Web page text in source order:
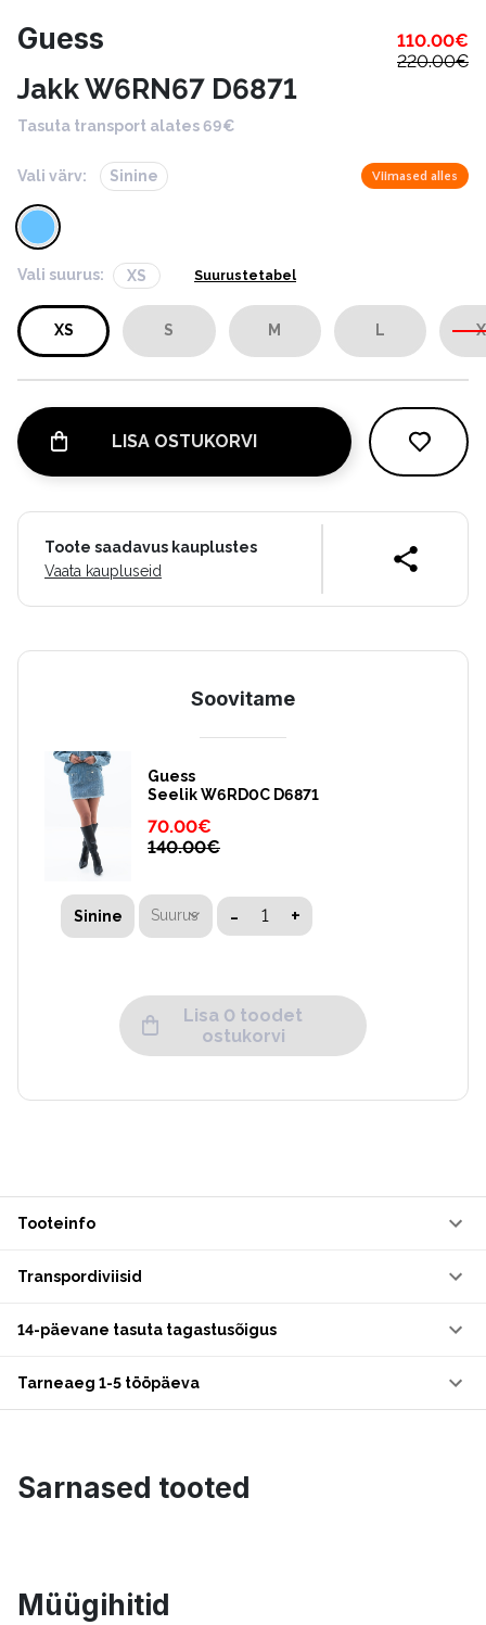
Guess 110.00€
220.00€
Jakk W6RN67 D6871
Tasuta transport alates 69€
Vali värv: Sinine Viimased alles
Vali suurus: XS Suurustetabel
XS S M L
LISA OSTUKORVI
Toote saadavus kauplustes
Vaata kaupluseid
Soovitame
Guess
Seelik W6RD0C D6871
70.00€
140.00€
Sinine Suurus - +
Lisa 0 toodet
ostukorvi
Tooteinfo
Transpordiviisid
14-päevane tasuta tagastusõigus
Tarneaeg 1-5 tööpäeva
Sarnased tooted
Müügihitid